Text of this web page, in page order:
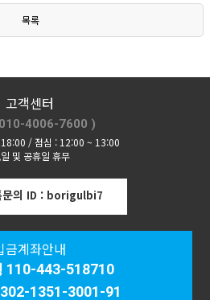
목록
고객센터
4006-7600 )
/ 점심 : 12:00 ~ 13:00
및 공휴일 휴무
의 ID : borigulbi7
금계좌안내
110-443-518710
1351-3001-91